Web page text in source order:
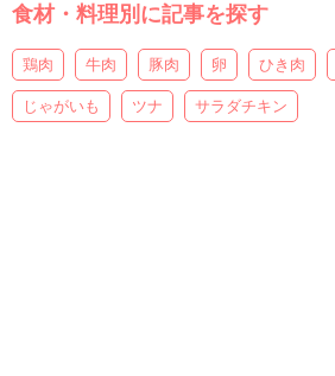
食材・料理別に記事を探す
鶏肉 牛肉 豚肉 卵 ひき肉
じゃがいも ツナ サラダチキン